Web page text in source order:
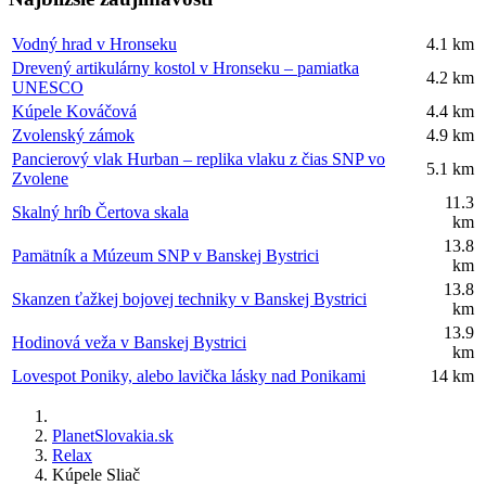
Vodný hrad v Hronseku
4.1 km
Drevený artikulárny kostol v Hronseku – pamiatka
UNESCO
4.2 km
Kúpele Kováčová
4.4 km
Zvolenský zámok
4.9 km
Pancierový vlak Hurban – replika vlaku z čias SNP vo
Zvolene
5.1 km
Skalný hríb Čertova skala
11.3
km
Pamätník a Múzeum SNP v Banskej Bystrici
13.8
km
Skanzen ťažkej bojovej techniky v Banskej Bystrici
13.8
km
Hodinová veža v Banskej Bystrici
13.9
km
Lovespot Poniky, alebo lavička lásky nad Ponikami
14 km
PlanetSlovakia.sk
Relax
Kúpele Sliač